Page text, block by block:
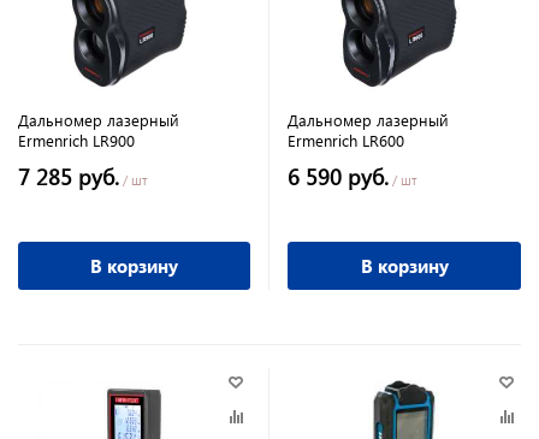
Дальномер лазерный
Ermenrich LR900
7 285 руб. / шт
В корзину
Дальномер лазерный
Ermenrich LR600
6 590 руб. / шт
В корзину